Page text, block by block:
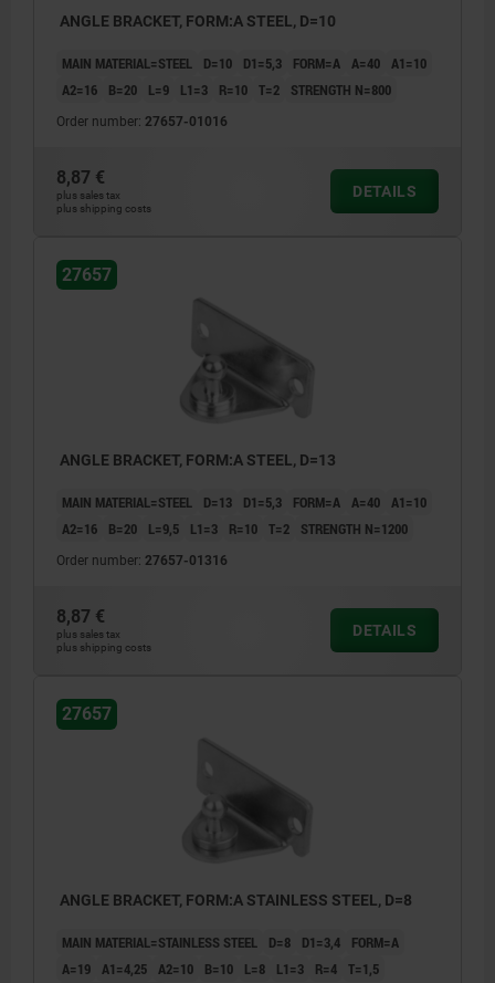
ANGLE BRACKET, FORM:A STEEL, D=10
MAIN MATERIAL=STEEL D=10 D1=5,3 FORM=A A=40 A1=10
A2=16
B=20 L=9 L1=3 R=10 T=2 STRENGTH N=800
Order number: 27657-01016
8,87 €
plus sales tax
plus shipping costs
DETAILS
27657
ANGLE BRACKET, FORM:A STEEL, D=13
MAIN MATERIAL=STEEL D=13 D1=5,3 FORM=A A=40 A1=10
A2=16
B=20 L=9,5 L1=3 R=10 T=2 STRENGTH N=1200
Order number: 27657-01316
8,87 €
plus sales tax
plus shipping costs
DETAILS
27657
ANGLE BRACKET, FORM:A STAINLESS STEEL, D=8
MAIN MATERIAL=STAINLESS STEEL D=8 D1=3,4
FORM=A
A=19
A1=4,25 A2=10 B=10 L=8 L1=3 R=4 T=1,5